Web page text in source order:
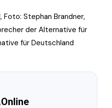
Stephan Brandner,
der Alternative für
für Deutschland